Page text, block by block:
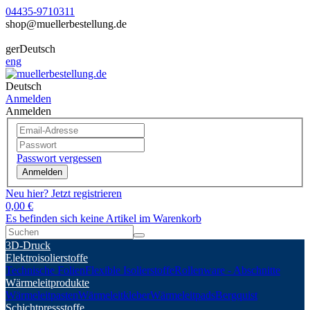
04435-9710311
shop@muellerbestellung.de
gerDeutsch
eng
Deutsch
Anmelden
Anmelden
Passwort vergessen
Anmelden
Neu hier? Jetzt registrieren
0,00 €
Es befinden sich keine Artikel im Warenkorb
3D-Druck
Elektroisolierstoffe
Technische FolienFlexible IsolierstoffeRollenware - Abschnitte
Wärmeleitprodukte
WärmeleitpastenWärmeleitkleberWärmeleitpadsBergquist
Schichtpressstoffe